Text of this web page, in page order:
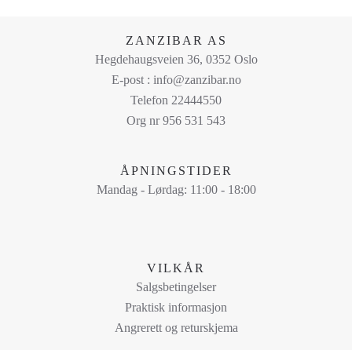
ZANZIBAR AS
Hegdehaugsveien 36, 0352 Oslo
E-post : info@zanzibar.no
Telefon 22444550
Org nr 956 531 543
ÅPNINGSTIDER
Mandag - Lørdag: 11:00 - 18:00
VILKÅR
Salgsbetingelser
Praktisk informasjon
Angrerett og returskjema